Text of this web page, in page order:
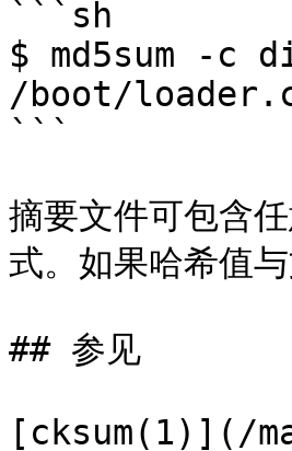
```sh
$ md5sum -c
/boot/
```
摘要文件可包含
式。如果哈希值
## 参见
[cksum(1)](/